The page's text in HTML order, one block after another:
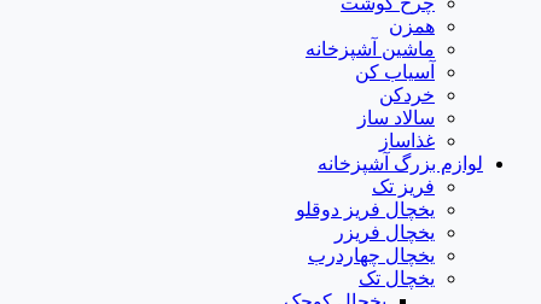
همزن
ماشین آشپزخانه
آسیاب کن
خردکن
سالاد ساز
غذاساز
لوازم بزرگ آشپزخانه
فریز تک
یخچال فریز دوقلو
یخچال فریزر
یخچال چهاردرب
یخچال تک